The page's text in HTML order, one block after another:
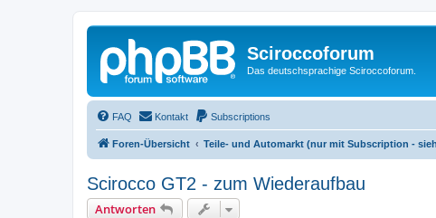
Sciroccoforum
Das deutschsprachige Sciroccoforum.
FAQ Kontakt Subscriptions
Foren-Übersicht Teile- und Automarkt (nur mit Subscription -
Scirocco GT2 - zum Wiederaufbau
Antworten